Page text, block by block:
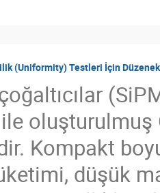
(Uniformity) Testleri İçin
Kompakt
düşük